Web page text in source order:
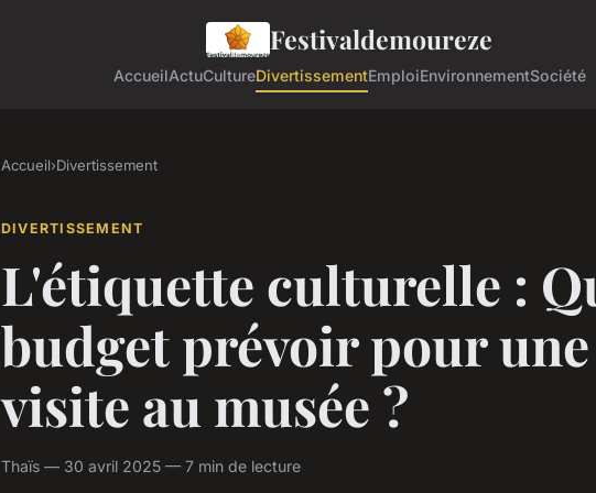
Festivaldemoureze
AccueilActuCultureDivertissementEmploiEnvironnementSociété
Accueil›Divertissement
DIVERTISSEMENT
L'étiquette culturelle :
budget prévoir pour une
visite au musée ?
Thaïs — 30 avril 2025 — 7 min de lecture